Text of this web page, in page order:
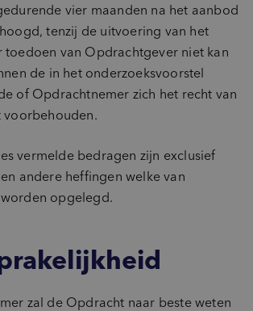
vier maanden na het aanbod
tenzij de uitvoering van het
toedoen van Opdrachtgever niet kan
de in het onderzoeksvoorstel
of Opdrachtnemer zich het recht van
vermelde bedragen zijn exclusief
andere heffingen welke van
opgelegd.
zal de Opdracht naar beste weten